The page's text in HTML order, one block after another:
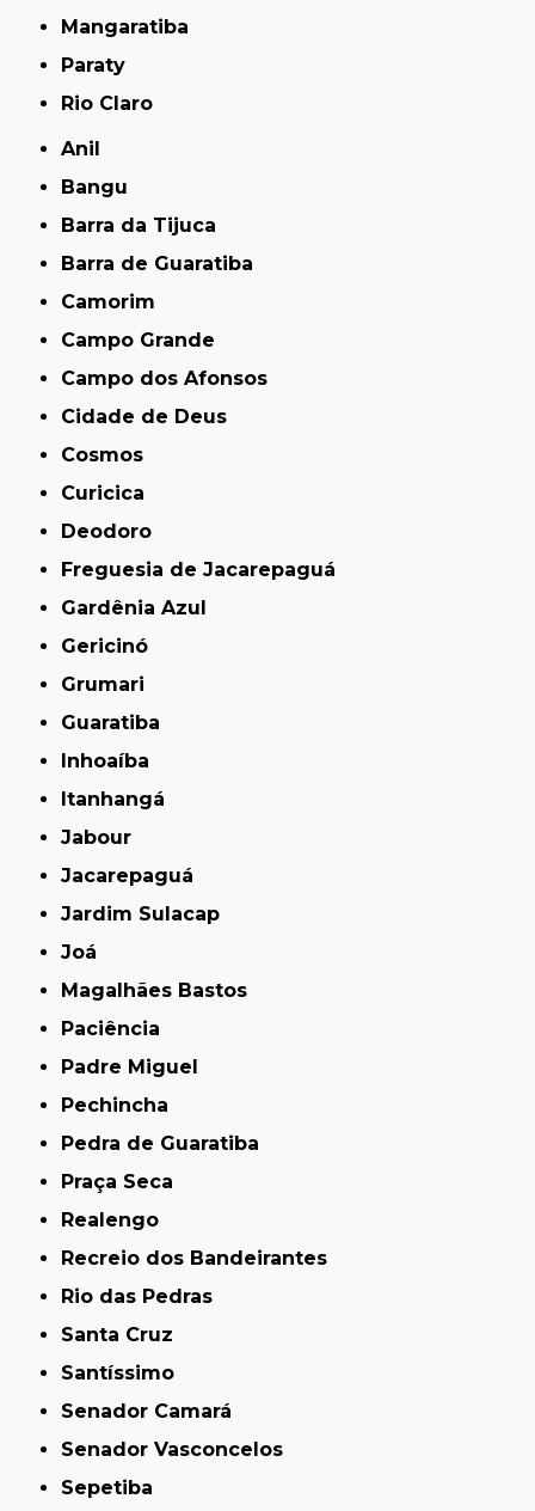
Mangaratiba
Paraty
Rio Claro
Anil
Bangu
Barra da Tijuca
Barra de Guaratiba
Camorim
Campo Grande
Campo dos Afonsos
Cidade de Deus
Cosmos
Curicica
Deodoro
Freguesia de Jacarepaguá
Gardênia Azul
Gericinó
Grumari
Guaratiba
Inhoaíba
Itanhangá
Jabour
Jacarepaguá
Jardim Sulacap
Joá
Magalhães Bastos
Paciência
Padre Miguel
Pechincha
Pedra de Guaratiba
Praça Seca
Realengo
Recreio dos Bandeirantes
Rio das Pedras
Santa Cruz
Santíssimo
Senador Camará
Senador Vasconcelos
Sepetiba